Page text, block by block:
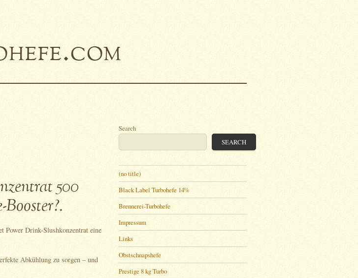
500
Power Drink-Slushkonzentrat eine
Abkühlung zu sorgen – und
Search
SEARCH
(no title)
Black Label Turbohefe 14%
Brennerei-Turbohefe
Impressum
Links
Obstschnapshefe
Prestige 8 kg Turbo